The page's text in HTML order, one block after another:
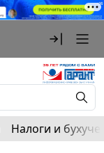
Налоги и